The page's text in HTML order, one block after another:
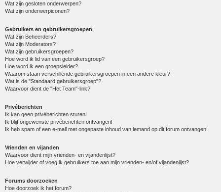
Wat zijn gesloten onderwerpen?
Wat zijn onderwerpiconen?
Gebruikers en gebruikersgroepen
Wat zijn Beheerders?
Wat zijn Moderators?
Wat zijn gebruikersgroepen?
Hoe word ik lid van een gebruikersgroep?
Hoe word ik een groepsleider?
Waarom staan verschillende gebruikersgroepen in een andere kleur?
Wat is de "Standaard gebruikersgroep"?
Waarvoor dient de "Het Team"-link?
Privéberichten
Ik kan geen privéberichten sturen!
Ik blijf ongewenste privéberichten ontvangen!
Ik heb spam of een e-mail met ongepaste inhoud van iemand op dit forum ontvangen!
Vrienden en vijanden
Waarvoor dient mijn vrienden- en vijandenlijst?
Hoe verwijder of voeg ik gebruikers toe aan mijn vrienden- en/of vijandenlijst?
Forums doorzoeken
Hoe doorzoek ik het forum?